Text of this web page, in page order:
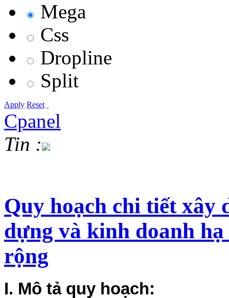
Mega
Css
Dropline
Split
Apply Reset
Cpanel
Tin :
Quy hoạch chi tiết xây
dựng và kinh doanh
rộng
I. Mô tả quy hoạch: